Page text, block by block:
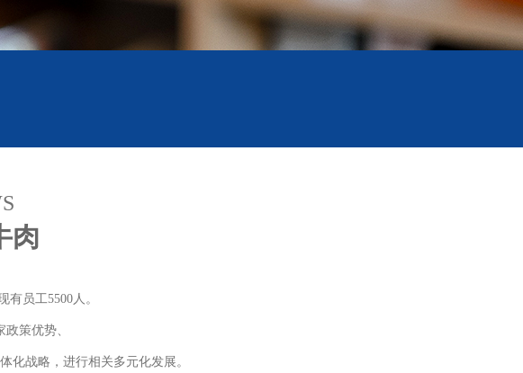
肉
员工5500人。
策优势、
化战略，进行相关多元化发展。